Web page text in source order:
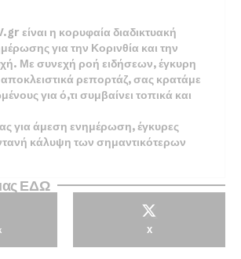
είναι η κορυφαία διαδικτυακή
για την Κορινθία και την
Με συνεχή ροή ειδήσεων, έγκυρη
ρεπορτάζ, σας κρατάμε
για ό,τι συμβαίνει τοπικά και
για άμεση ενημέρωση, έγκυρες
κάλυψη των σημαντικότερων
ΕΔΩ
X